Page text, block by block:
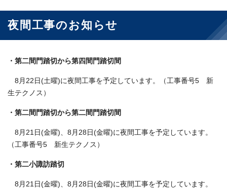
夜間工事のお知らせ
・第二間門踏切から第四間門踏切間
8月22日(土曜)に夜間工事を予定しています。（工事番号5 新
生テクノス）
・第二間門踏切から第二間門踏切間
8月21日(金曜)、8月28日(金曜)に夜間工事を予定しています。
（工事番号5 新生テクノス）
・第二小諏訪踏切
8月21日(金曜)、8月28日(金曜)に夜間工事を予定しています。